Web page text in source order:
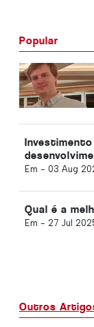
Popular
Investimento
Em - 03 Aug
Qual é a
Em - 27 Jul
Outros